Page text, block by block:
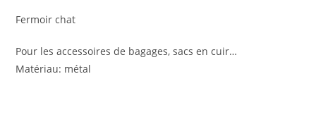
Fermoir chat
Pour les accessoires de bagages, sacs en cuir…
Matériau: métal